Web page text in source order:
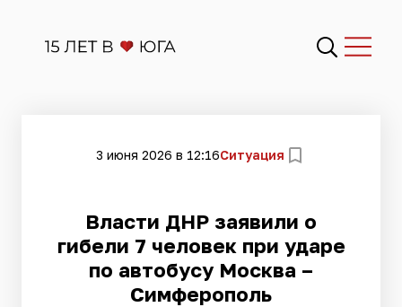
3 июня 2026 в 12:16Ситуация
Власти ДНР заявили о
гибели 7 человек при ударе
по автобусу Москва –
Симферополь